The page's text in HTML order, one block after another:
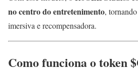
no centro do entretenimento,
imersiva e recompensadora.
Como funciona o token